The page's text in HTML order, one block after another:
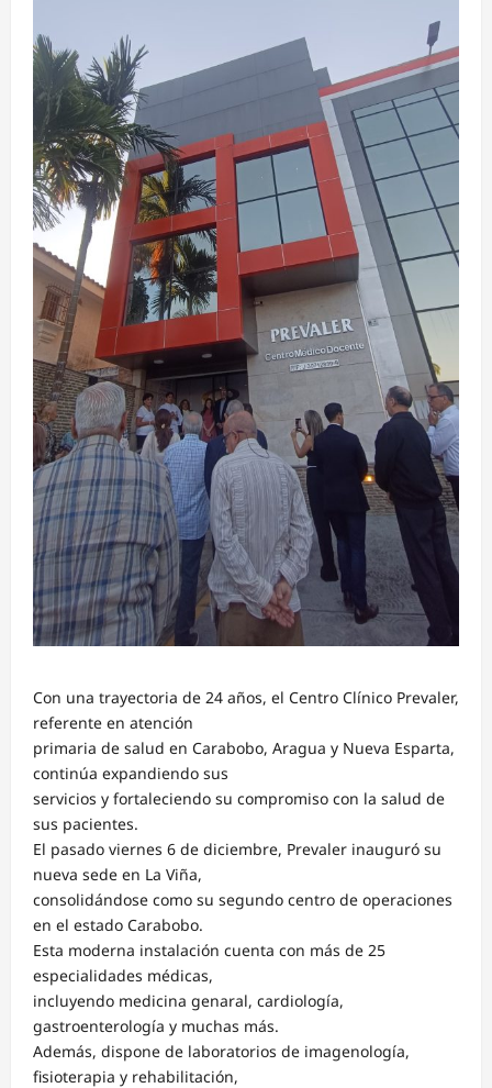
Con una trayectoria de 24 años, el Centro Clínico Prevaler,
referente en atención
primaria de salud en Carabobo, Aragua y Nueva Esparta,
continúa expandiendo sus
servicios y fortaleciendo su compromiso con la salud de
sus pacientes.
El pasado viernes 6 de diciembre, Prevaler inauguró su
nueva sede en La Viña,
consolidándose como su segundo centro de operaciones
en el estado Carabobo.
Esta moderna instalación cuenta con más de 25
especialidades médicas,
incluyendo medicina genaral, cardiología,
gastroenterología y muchas más.
Además, dispone de laboratorios de imagenología,
fisioterapia y rehabilitación,